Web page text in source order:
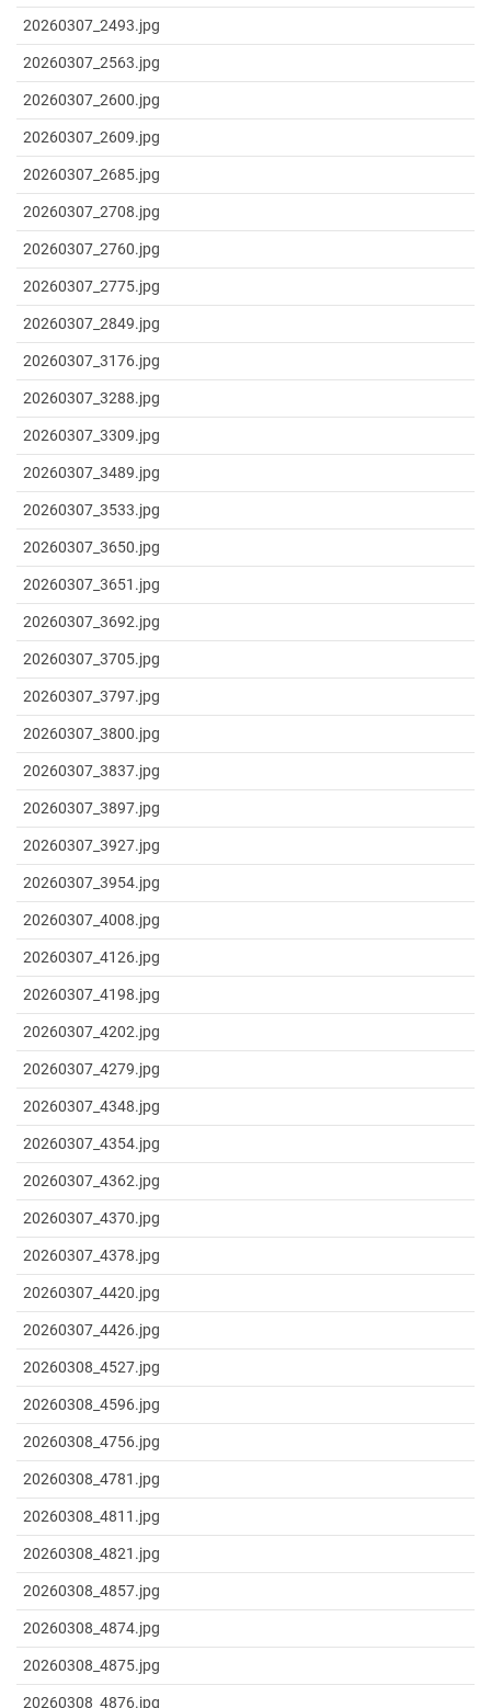
20260307_2493.jpg
20260307_2563.jpg
20260307_2600.jpg
20260307_2609.jpg
20260307_2685.jpg
20260307_2708.jpg
20260307_2760.jpg
20260307_2775.jpg
20260307_2849.jpg
20260307_3176.jpg
20260307_3288.jpg
20260307_3309.jpg
20260307_3489.jpg
20260307_3533.jpg
20260307_3650.jpg
20260307_3651.jpg
20260307_3692.jpg
20260307_3705.jpg
20260307_3797.jpg
20260307_3800.jpg
20260307_3837.jpg
20260307_3897.jpg
20260307_3927.jpg
20260307_3954.jpg
20260307_4008.jpg
20260307_4126.jpg
20260307_4198.jpg
20260307_4202.jpg
20260307_4279.jpg
20260307_4348.jpg
20260307_4354.jpg
20260307_4362.jpg
20260307_4370.jpg
20260307_4378.jpg
20260307_4420.jpg
20260307_4426.jpg
20260308_4527.jpg
20260308_4596.jpg
20260308_4756.jpg
20260308_4781.jpg
20260308_4811.jpg
20260308_4821.jpg
20260308_4857.jpg
20260308_4874.jpg
20260308_4875.jpg
20260308_4876.jpg